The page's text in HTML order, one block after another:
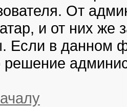
От
и от них же
Если в данном
решение